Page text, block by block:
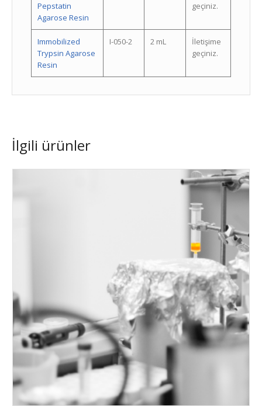
Pepstatin
Agarose Resin
geçiniz.
Immobilized
Trypsin Agarose
Resin
I-050-2 2 mL
İletişime
geçiniz.
İlgili ürünler